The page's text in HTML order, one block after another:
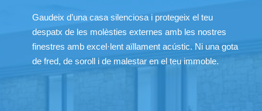
Gaudeix d’una casa silenciosa i protegeix el teu
despatx de les molèsties externes amb les nostres
finestres amb excel·lent aïllament acústic. Ni una gota
de fred, de soroll i de malestar en el teu immoble.